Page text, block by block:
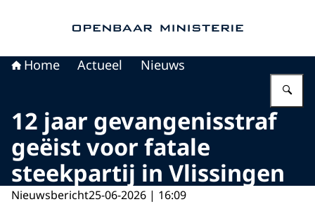
Home Actueel Nieuws
12 jaar gevangenisstraf
geëist voor fatale
steekpartij in Vlissingen
Nieuwsbericht25-06-2026 | 16:09